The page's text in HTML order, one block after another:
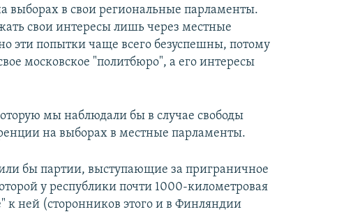
выборах в свои региональные парламенты.
свои интересы лишь через местные
эти попытки чаще всего безуспешны, потому
московское "политбюро", а его интересы
мы наблюдали бы в случае свободы
на выборах в местные парламенты.
бы партии, выступающие за приграничное
у республики почти 1000-километровая
к ней (сторонников этого и в Финляндии